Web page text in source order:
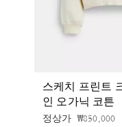
스케치 프린트
인 오가닉 코튼
정상가 가격 인하
₩850,000